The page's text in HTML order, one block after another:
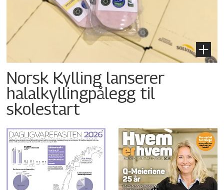
Norsk Kylling lanserer
halalkyllingpålegg til
skolestart